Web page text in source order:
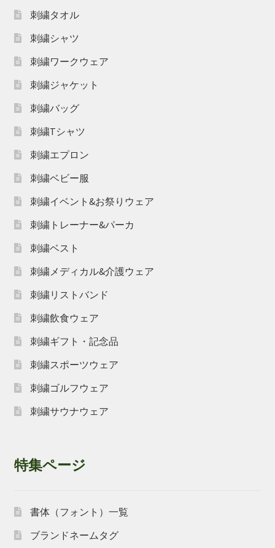
刺繍タオル
刺繍シャツ
刺繍ワークウェア
刺繍ジャケット
刺繍バッグ
刺繍Tシャツ
刺繍エプロン
刺繍ベビー服
刺繍イベント&お祭りウェア
刺繍トレーナー&パーカ
刺繍ベスト
刺繍メディカル&介護ウェア
刺繍リストバンド
刺繍飲食ウェア
刺繍ギフト・記念品
刺繍スポーツウェア
刺繍ゴルフウェア
刺繍サウナウェア
特集ページ
書体（フォント）一覧
ブランドネームタグ